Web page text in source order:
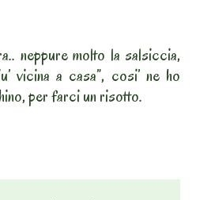
neppure molto la salsiccia,
vicina a casa”, cosi’ ne ho
per farci un risotto.